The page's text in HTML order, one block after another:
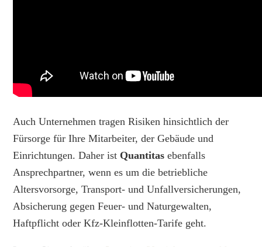
Auch Unternehmen tragen Risiken hinsichtlich der
Fürsorge für Ihre Mitarbeiter, der Gebäude und
Einrichtungen. Daher ist Quantitas ebenfalls
Ansprechpartner, wenn es um die betriebliche
Altersvorsorge, Transport- und Unfallversicherungen,
Absicherung gegen Feuer- und Naturgewalten,
Haftpflicht oder Kfz-Kleinflotten-Tarife geht.